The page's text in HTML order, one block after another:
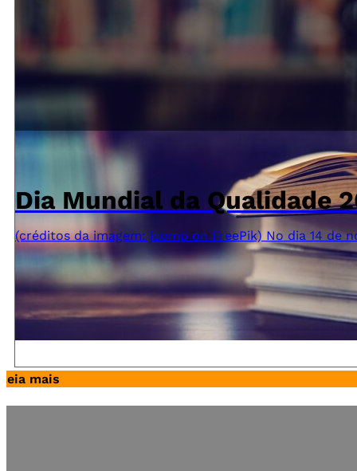
Dia Mundial da Qualidade
(créditos da imagem: jcomp on FreePik) No dia 14 de
Leia mais